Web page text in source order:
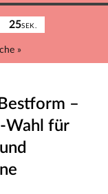
25SEK.
»
–
Wahl für